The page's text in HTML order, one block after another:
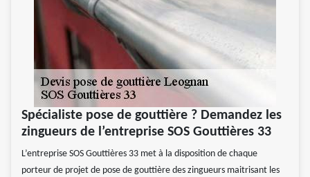
Spécialiste pose de gouttière ? Demandez les
zingueurs de l’entreprise SOS Gouttières 33
L’entreprise SOS Gouttières 33 met à la disposition de chaque
porteur de projet de pose de gouttière des zingueurs maitrisant les